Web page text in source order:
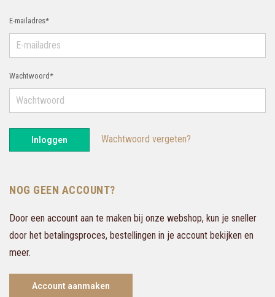
E-mailadres*
Wachtwoord *
Inloggen Wachtwoord vergeten?
NOG GEEN ACCOUNT?
Door een account aan te maken bij onze webshop, kun je sneller
door het betalingsproces, bestellingen in je account bekijken en
meer.
Account aanmaken